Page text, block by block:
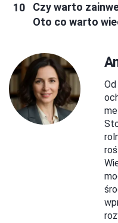
Czy warto
Oto co warto